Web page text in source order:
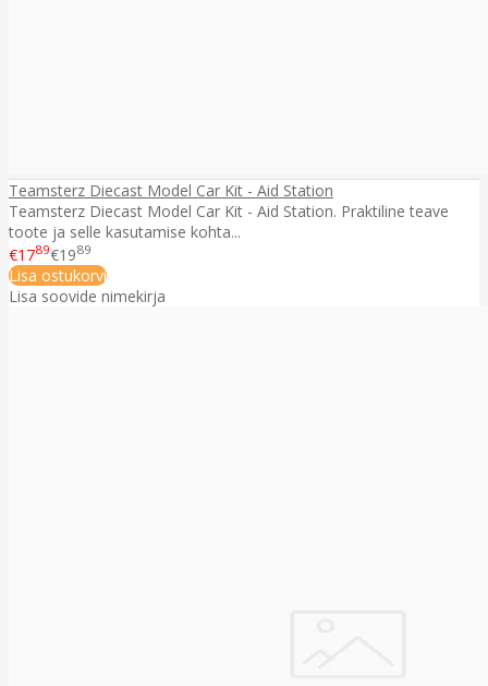
Teamsterz Diecast Model Car Kit - Aid Station
Teamsterz Diecast Model Car Kit - Aid Station. Praktiline teave
toote ja selle kasutamise kohta...
€1789€1989
Lisa ostukorvi
Lisa soovide nimekirja